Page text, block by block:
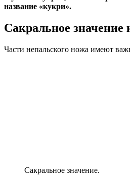
название «кукри».
Сакральное значение
Части непальского ножа имеют
Сакральное значение.